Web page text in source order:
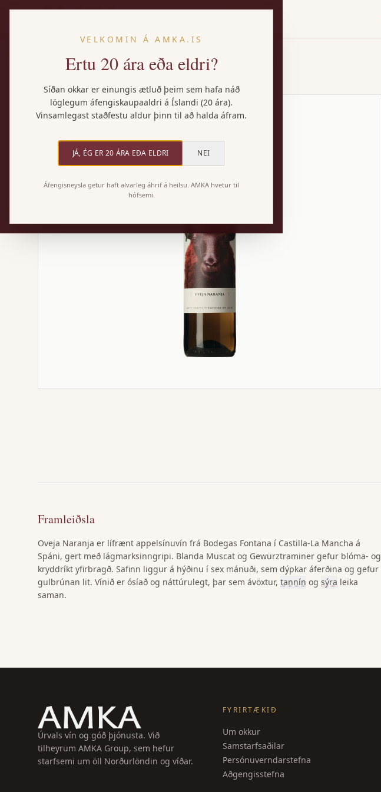
Vörur/Oveja Naranja
Framleiðsla
Oveja Naranja er lífrænt appelsínuvín frá Bodegas Fontana í Castilla-La Mancha á
Spáni, gert með lágmarksinngripi. Blanda Muscat og Gewürztraminer gefur blóma- og
kryddríkt yfirbragð. Safinn liggur á hýðinu í sex mánuði, sem dýpkar áferðina og gefur
gulbrúnan lit. Vínið er ósíað og náttúrulegt, þar sem ávöxtur, tannín og sýra leika
saman.
Úrvals vín og góð þjónusta. Við
tilheyrum AMKA Group, sem hefur
starfsemi um öll Norðurlöndin og víðar.
FYRIRTÆKIÐ
Um okkur
Samstarfsaðilar
Persónuverndarstefna
Aðgengisstefna
VELKOMIN Á AMKA.IS
Ertu 20 ára eða eldri?
Síðan okkar er einungis ætluð þeim sem hafa náð
löglegum áfengiskaupaaldri á Íslandi (20 ára).
Vinsamlegast staðfestu aldur þinn til að halda áfram.
JÁ, ÉG ER 20 ÁRA EÐA ELDRI NEI
Áfengisneysla getur haft alvarleg áhrif á heilsu. AMKA hvetur til
hófsemi.